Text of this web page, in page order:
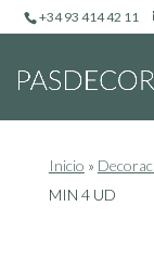
+34 93 414 42 11
Inicio »
MIN 4 UD